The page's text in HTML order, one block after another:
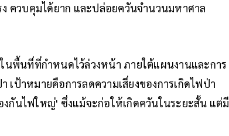
ง ควบคุมได้ยาก และปล่อยควันจำนวนมหาศาล
นพื้นที่ที่กำหนดไว้ล่วงหน้า ภายใต้แผนงานและการ
เป้าหมายคือการลดความเสี่ยงของการเกิดไฟป่า
กันไฟใหญ่' ซึ่งแม้จะก่อให้เกิดควันในระยะสั้น แต่มี